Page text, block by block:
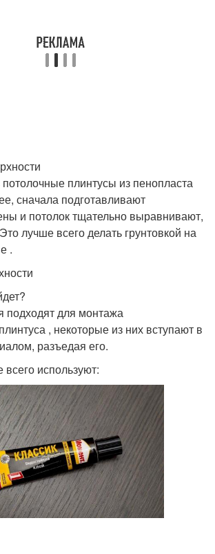
плинтусы из пенопласта
сначала подготавливают
и потолок тщательно выравнивают,
лучше всего делать грунтовкой на
.
подходят для монтажа
, некоторые из них вступают в
разъедая его.
используют: